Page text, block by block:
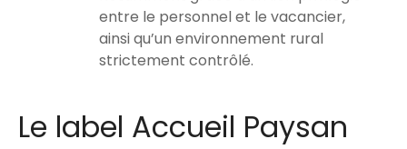
entre le personnel et le vacancier,
ainsi qu’un environnement rural
strictement contrôlé.
Le label Accueil Paysan